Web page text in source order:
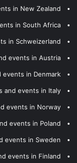
in New Zealand
in South Africa
in Schweizerland
events in Austria
events in Denmark
and events in Italy
events in Norway
events in Poland
events in Sweden
events in Finland